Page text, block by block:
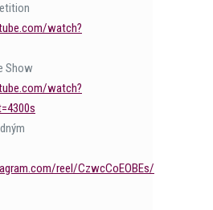
watch?
Show
watch?
reel/CzwcCoEOBEs/